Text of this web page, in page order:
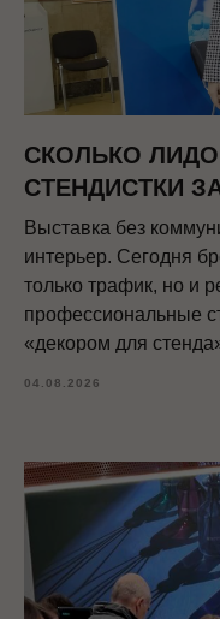
СКОЛЬКО
СТЕНДИСТКИ
Выставка без
интерьер. Сегодня
только трафик, но и
профессиональные
«декором для
04.08.2026